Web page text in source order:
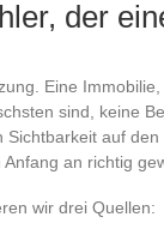
der
Eine
sind, keine
auf
an richtig
wir drei Quellen: